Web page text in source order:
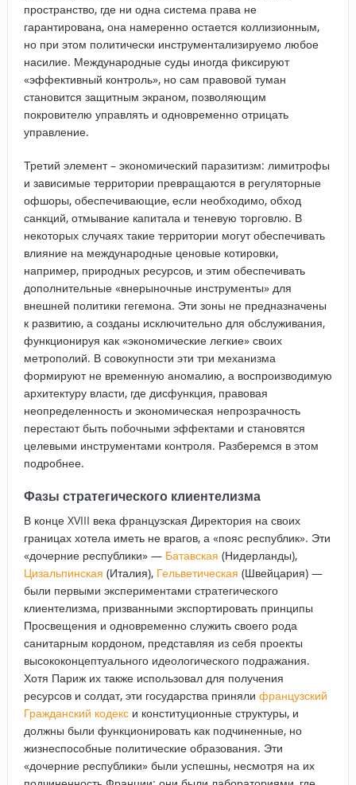
пространство, где ни одна система права не
гарантирована, она намеренно остается коллизионным,
но при этом политически инструментализируемо любое
насилие. Международные суды иногда фиксируют
«эффективный контроль», но сам правовой туман
становится защитным экраном, позволяющим
покровителю управлять и одновременно отрицать
управление.
Третий элемент – экономический паразитизм: лимитрофы
и зависимые территории превращаются в регуляторные
офшоры, обеспечивающие, если необходимо, обход
санкций, отмывание капитала и теневую торговлю. В
некоторых случаях такие территории могут обеспечивать
влияние на международные ценовые котировки,
например, природных ресурсов, и этим обеспечивать
дополнительные «внерыночные инструменты» для
внешней политики гегемона. Эти зоны не предназначены
к развитию, а созданы исключительно для обслуживания,
функционируя как «экономические легкие» своих
метрополий. В совокупности эти три механизма
формируют не временную аномалию, а воспроизводимую
архитектуру власти, где дисфункция, правовая
неопределенность и экономическая непрозрачность
перестают быть побочными эффектами и становятся
целевыми инструментами контроля. Разберемся в этом
подробнее.
Фазы стратегического клиентелизма
В конце XVIII века французская Директория на своих
границах хотела иметь не врагов, а «пояс республик». Эти
«дочерние республики» — Батавская (Нидерланды),
Цизальпинская (Италия), Гельветическая (Швейцария) —
были первыми экспериментами стратегического
клиентелизма, призванными экспортировать принципы
Просвещения и одновременно служить своего рода
санитарным кордоном, представляя из себя проекты
высококонцептуального идеологического подражания.
Хотя Париж их также использовал для получения
ресурсов и солдат, эти государства приняли французский
Гражданский кодекси конституционные структуры, и
должны были функционировать как подчиненные, но
жизнеспособные политические образования. Эти
«дочерние республики» были успешны, несмотря на их